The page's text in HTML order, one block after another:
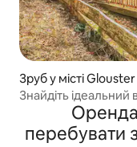
Зруб у місті Glouster
Знайдіть ідеальний
перебувати